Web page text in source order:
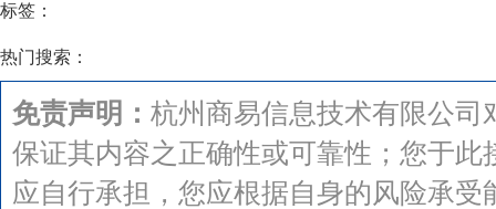
标签：
热门搜索：
免责声明： 杭州商易信息技术有限公
保证其内容之正确性或可靠性；您于
应自行承担，您应根据自身的风险承